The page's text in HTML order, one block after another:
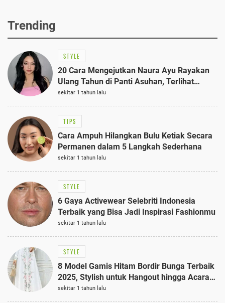
Trending
STYLE
20 Cara Mengejutkan Naura Ayu Rayakan
Ulang Tahun di Panti Asuhan, Terlihat
Anggun dengan Kaftan Cokelat
sekitar 1 tahun lalu
TIPS
Cara Ampuh Hilangkan Bulu Ketiak Secara
Permanen dalam 5 Langkah Sederhana
sekitar 1 tahun lalu
STYLE
6 Gaya Activewear Selebriti Indonesia
Terbaik yang Bisa Jadi Inspirasi Fashionmu
sekitar 1 tahun lalu
STYLE
8 Model Gamis Hitam Bordir Bunga Terbaik
2025, Stylish untuk Hangout hingga Acara
Semi-Formal
sekitar 1 tahun lalu